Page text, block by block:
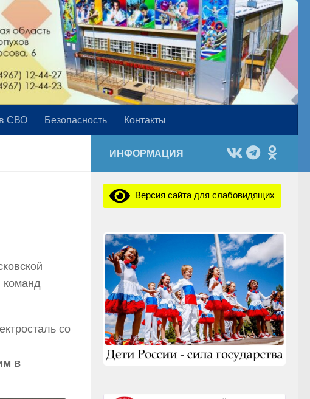
СВО Безопасность Контакты
команд
со
в
ИНФОРМАЦИЯ
Версия сайта для слабовидящих